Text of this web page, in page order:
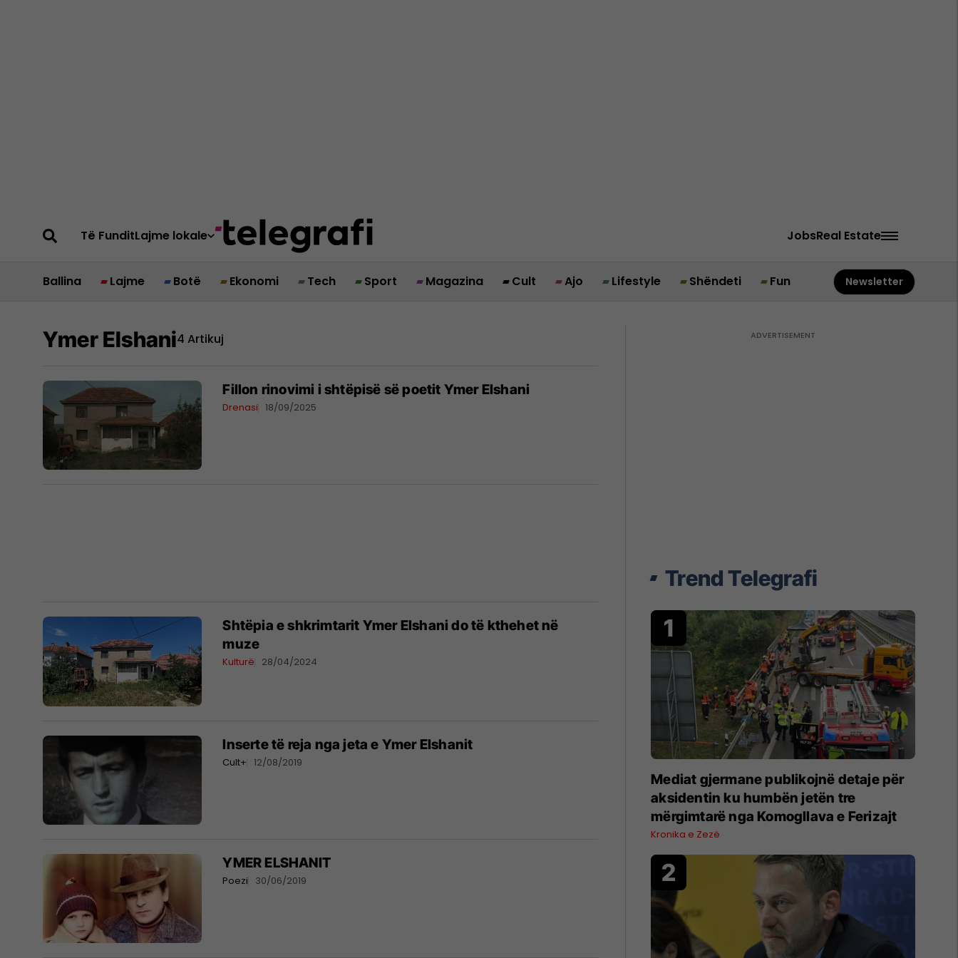
Të FunditLajme lokale JobsReal Estate
Ballina Lajme Botë Ekonomi Tech Sport Magazina Cult Ajo Lifestyle Shëndeti Fun Newsletter
Ymer Elshani4 Artikuj
Fillon rinovimi i shtëpisë së poetit Ymer Elshani
Drenasi 18/09/2025
Shtëpia e shkrimtarit Ymer Elshani do të kthehet në
muze
Kulturë 28/04/2024
Inserte të reja nga jeta e Ymer Elshanit
Cult+ 12/08/2019
YMER ELSHANIT
Poezi 30/06/2019
Trend Telegrafi
Mediat gjermane publikojnë detaje për
aksidentin ku humbën jetën tre
mërgimtarë nga Komogllava e Ferizajt
Kronika e Zezë